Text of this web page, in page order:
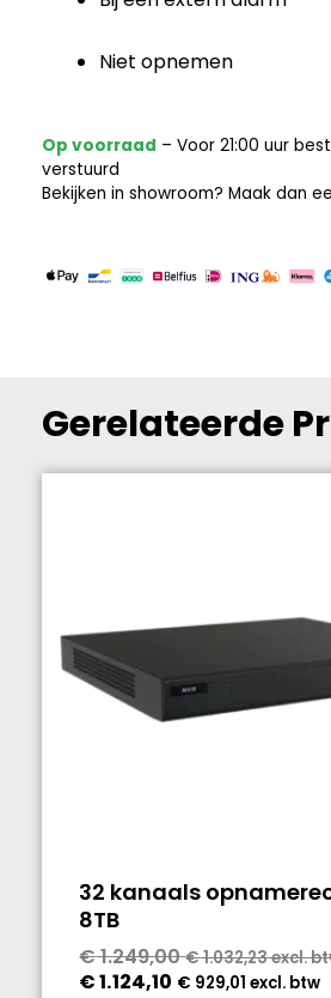
Niet opnemen
Op voorraad – Voor 21:00 uur
verstuurd
Bekijken in showroom? Maak dan
Gerelateerde
32 kanaals
8TB
€1.249,00 €1.032,23excl.
€1.124,10 € 929,01 excl. btw